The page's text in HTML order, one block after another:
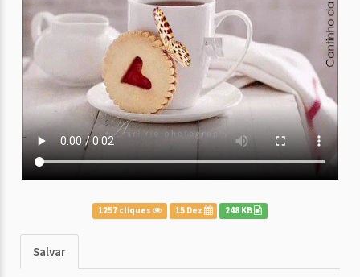
1257 cliques 15 Dez 248 KB
Salvar